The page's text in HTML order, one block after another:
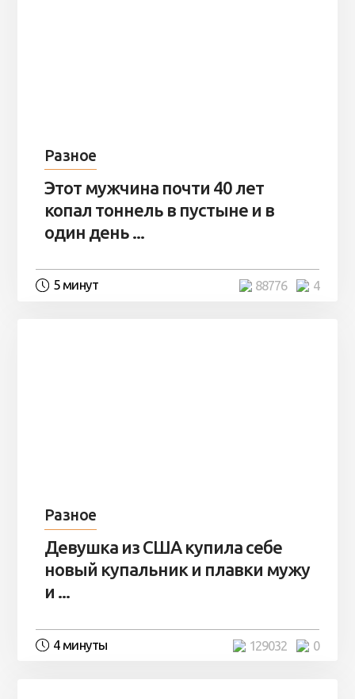
Разное
Этот мужчина почти 40 лет
копал тоннель в пустыне и в
один день ...
5 минут 4
88776
Разное
Девушка из США купила себе
новый купальник и плавки мужу
и ...
4 минуты 0
129032